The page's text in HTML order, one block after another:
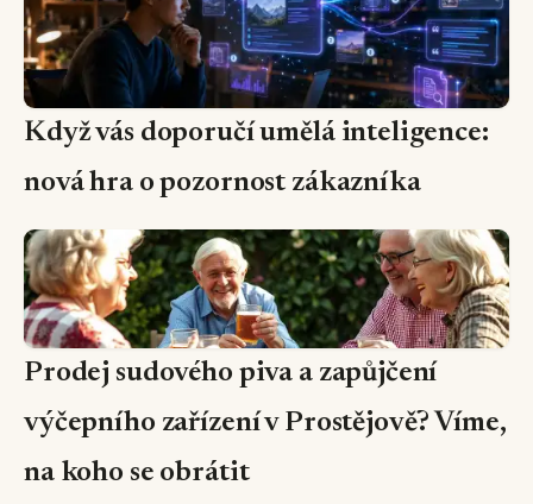
Když vás doporučí umělá inteligence:
nová hra o pozornost zákazníka
Prodej sudového piva a zapůjčení
výčepního zařízení v Prostějově? Víme,
na koho se obrátit